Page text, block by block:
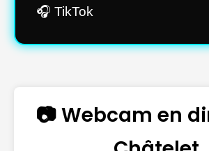
🎧 TikTok
📷 Webcam en